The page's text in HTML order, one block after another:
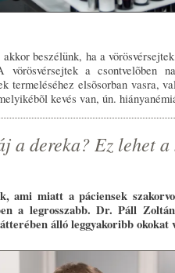
beszélünk, ha a
a csontvelõben
termeléséhez elsõsorban vasra,
kevés van, ún.
a dereka? Ez lehet a
ami miatt a páciensek
a legrosszabb. Dr. Páll
álló leggyakoribb okokat